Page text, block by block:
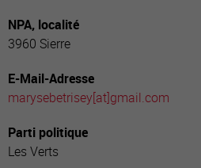
NPA, localité
3960 Sierre
E-Mail-Adresse
marysebetrisey[at]gmail.com
Parti politique
Les Verts